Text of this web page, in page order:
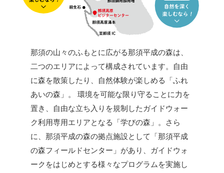
那須の山々のふもとに広がる那須平成の森は、
二つのエリアによって構成されています。自由
に森を散策したり、自然体験が楽しめる「ふれ
あいの森」。 環境を可能な限り守ることに力を
置き、自由な立ち入りを規制したガイドウォー
ク利用専用エリアとなる「学びの森」。さら
に、那須平成の森の拠点施設として「那須平成
の森フィールドセンター」があり、ガイドウォ
ークをはじめとする様々なプログラムを実施し